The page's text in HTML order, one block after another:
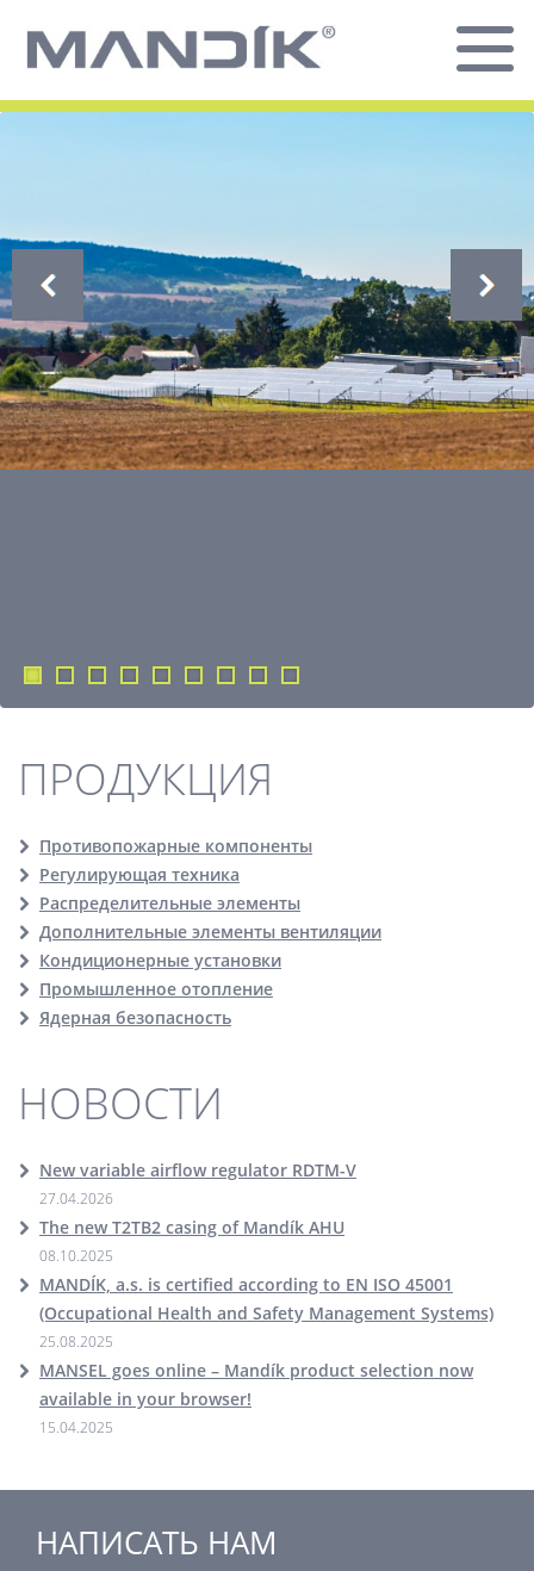
ПРОДУКЦИЯ
Противопожарные компоненты
Регулирующая техника
Распределительные элементы
Дополнительные элементы вентиляции
Кондиционерные установки
Промышленное отопление
Ядерная безопасность
НОВОСТИ
New variable airflow regulator RDTM-V
27.04.2026
The new T2TB2 casing of Mandík AHU
08.10.2025
MANDÍK, a.s. is certified according to EN ISO 45001
(Occupational Health and Safety Management Systems)
25.08.2025
MANSEL goes online – Mandík product selection now
available in your browser!
15.04.2025
НАПИСАТЬ НАМ